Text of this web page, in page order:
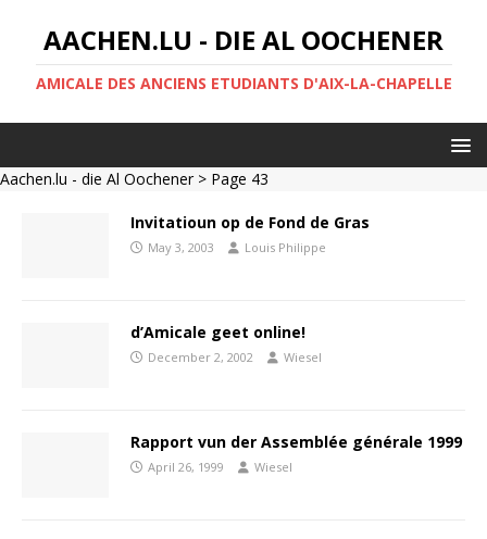
AACHEN.LU - DIE AL OOCHENER
AMICALE DES ANCIENS ETUDIANTS D'AIX-LA-CHAPELLE
Aachen.lu - die Al Oochener> Page 43
Invitatioun op de Fond de Gras
May 3, 2003 Louis Philippe
d’Amicale geet online!
December 2, 2002 Wiesel
Rapport vun der Assemblée générale 1999
April 26, 1999 Wiesel